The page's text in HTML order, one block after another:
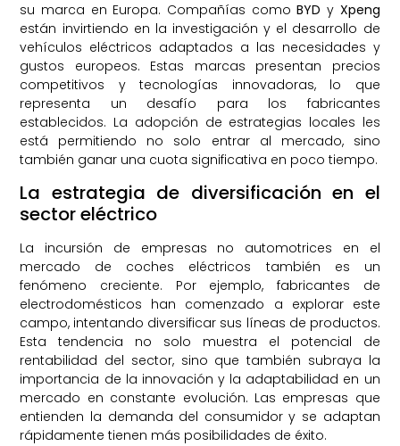
su marca en Europa. Compañías comoBYD y Xpeng
están invirtiendo en la investigación y el desarrollo de
vehículos eléctricos adaptados a las necesidades y
gustos europeos. Estas marcas presentan precios
competitivos y tecnologías innovadoras, lo que
representa un desafío para los fabricantes
establecidos. La adopción de estrategias locales les
está permitiendo no solo entrar al mercado, sino
también ganar una cuota significativa en poco tiempo.
La estrategia de diversificación en el
sector eléctrico
La incursión de empresas no automotrices en el
mercado de coches eléctricos también es un
fenómeno creciente. Por ejemplo, fabricantes de
electrodomésticos han comenzado a explorar este
campo, intentando diversificar sus líneas de productos.
Esta tendencia no solo muestra el potencial de
rentabilidad del sector, sino que también subraya la
importancia de la innovación y la adaptabilidad en un
mercado en constante evolución. Las empresas que
entienden la demanda del consumidor y se adaptan
rápidamente tienen más posibilidades de éxito.